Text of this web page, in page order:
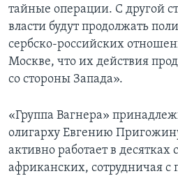
тайные операции. С другой
власти будут продолжать
сербско-российских
Москве, что их действия
со стороны Запада».
«Группа Вагнера»
олигарху Евгению
активно работает в десятках
африканских, сотрудничая с